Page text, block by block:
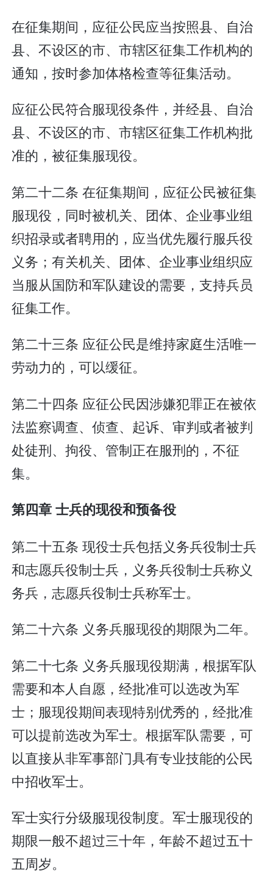
在征集期间，应征公民应当按照县、自治
县、不设区的市、市辖区征集工作机构的
通知，按时参加体格检查等征集活动。
应征公民符合服现役条件，并经县、自治
县、不设区的市、市辖区征集工作机构批
准的，被征集服现役。
第二十二条 在征集期间，应征公民被征集
服现役，同时被机关、团体、企业事业组
织招录或者聘用的，应当优先履行服兵役
义务；有关机关、团体、企业事业组织应
当服从国防和军队建设的需要，支持兵员
征集工作。
第二十三条 应征公民是维持家庭生活唯一
劳动力的，可以缓征。
第二十四条 应征公民因涉嫌犯罪正在被依
法监察调查、侦查、起诉、审判或者被判
处徒刑、拘役、管制正在服刑的，不征
集。
第四章 士兵的现役和预备役
第二十五条 现役士兵包括义务兵役制士兵
和志愿兵役制士兵，义务兵役制士兵称义
务兵，志愿兵役制士兵称军士。
第二十六条 义务兵服现役的期限为二年。
第二十七条 义务兵服现役期满，根据军队
需要和本人自愿，经批准可以选改为军
士；服现役期间表现特别优秀的，经批准
可以提前选改为军士。根据军队需要，可
以直接从非军事部门具有专业技能的公民
中招收军士。
军士实行分级服现役制度。军士服现役的
期限一般不超过三十年，年龄不超过五十
五周岁。